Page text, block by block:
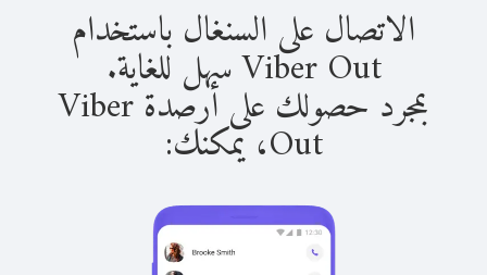
الاتصال على السنغال باستخدام
Viber Out سهل للغاية.
بمجرد حصولك على أرصدة Viber
Out، يمكنك: